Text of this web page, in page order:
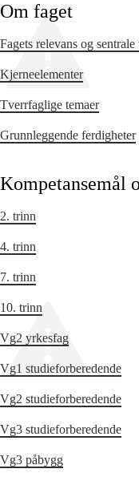
Om faget
Fagets relevans og
Kjerneelementer
Tverrfaglige temaer
Grunnleggende ferdigheter
Kompetansemål
2. trinn
4. trinn
7. trinn
10. trinn
Vg2 yrkesfag
Vg1 studieforberedende
Vg2 studieforberedende
Vg3 studieforberedende
Vg3 påbygg